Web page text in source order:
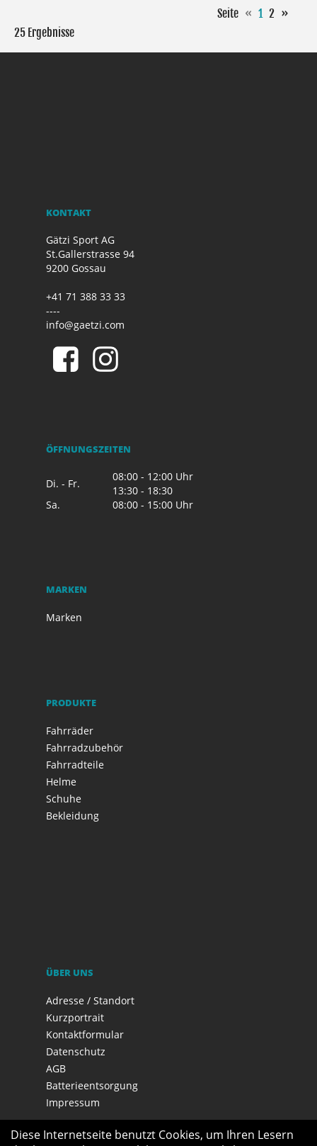
Seite « 1 2 »
25 Ergebnisse
KONTAKT
Gätzi Sport AG
St.Gallerstrasse 94
9200 Gossau
+41 71 388 33 33
----
info@gaetzi.com
ÖFFNUNGSZEITEN
Di. - Fr.
08:00 - 12:00 Uhr
13:30 - 18:30
Sa.
08:00 - 15:00 Uhr
MARKEN
Marken
PRODUKTE
Fahrräder
Fahrradzubehör
Fahrradteile
Helme
Schuhe
Bekleidung
ÜBER UNS
Adresse / Standort
Kurzportrait
Kontaktformular
Datenschutz
AGB
Batterieentsorgung
Impressum
Diese Internetseite benutzt Cookies, um Ihren Lesern